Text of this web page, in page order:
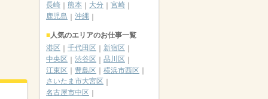
長崎
熊本 大分
宮崎
鹿児島
沖縄
人気のエリアのお仕事一覧
港区
千代田区
新宿区
中央区
渋谷区
品川区
江東区
豊島区
横浜市西区
さいたま市大宮区
名古屋市中区